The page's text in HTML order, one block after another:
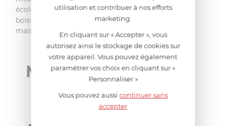
écologique, pour des
boissons pétillantes
maison sans compromis.
LA
MARQUE
SMEG
utilisation et contribuer à nos efforts
marketing.
En cliquant sur « Accepter », vous
autorisez ainsi le stockage de cookies sur
votre appareil. Vous pouvez également
paramétrer vos choix en cliquant sur «
Personnaliser »
Vous pouvez aussicontinuer sans
accepter